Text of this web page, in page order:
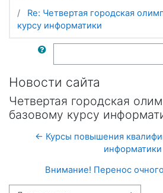
Re: Четвертая городская
курсу информатики
Поиск по форумам
Новости сайта
Четвертая городская
базовому курсу
← Курсы повышения
информатики
Внимание! Перенос